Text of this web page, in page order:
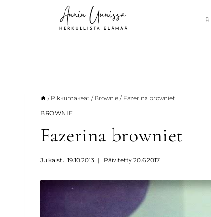
/ Pikkumakeat / Brownie / Fazerina browniet
BROWNIE
Fazerina browniet
Julkaistu 19.10.2013 Päivitetty 20.6.2017